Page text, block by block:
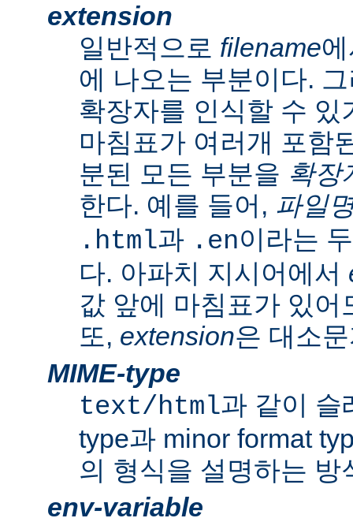
extension
일반적으로 filename
에 나오는 부분이다.
확장자를 인식할 수
마침표가 여러개 포함
분된 모든 부분을 확장
한다. 예를 들어, 파일
.html과 .en이라는
다. 아파치 지시어에서
값 앞에 마침표가 있
또, extension은 대소
MIME-type
text/html과 같이 슬
type과 minor format
의 형식을 설명하는 방
env-variable